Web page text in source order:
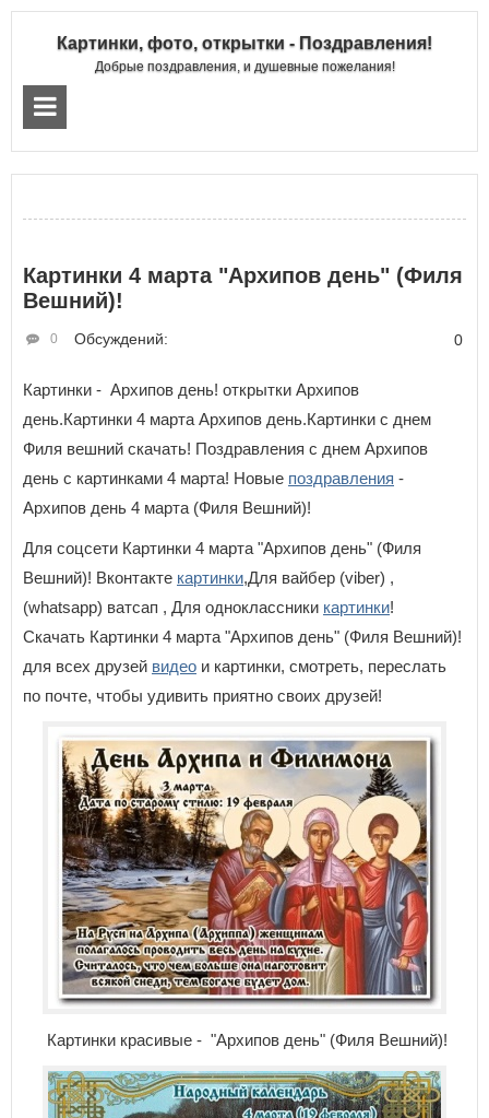
Картинки, фото, открытки - Поздравления!
Добрые поздравления, и душевные пожелания!
Картинки 4 марта "Архипов день" (Филя
Вешний)!
Обсуждений:
0 0
Картинки - Архипов день! открытки Архипов
день.Картинки 4 марта Архипов день.Картинки с днем
Филя вешний скачать! Поздравления с днем Архипов
день с картинками 4 марта! Новые поздравления -
Архипов день 4 марта (Филя Вешний)!
Для соцсети Картинки 4 марта "Архипов день" (Филя
Вешний)! Вконтакте картинки,Для вайбер (viber) ,
(whatsapp) ватсап , Для одноклассники картинки!
Скачать Картинки 4 марта "Архипов день" (Филя Вешний)!
для всех друзей видео и картинки, смотреть, переслать
по почте, чтобы удивить приятно своих друзей!
Картинки красивые - "Архипов день" (Филя Вешний)!